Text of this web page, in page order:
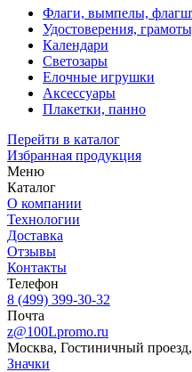
Флаги, вымпелы,
Удостоверения,
Календари
Светозары
Елочные игрушки
Аксессуары
Плакетки, панно
Перейти в каталог
Избранная продукция
Меню
Каталог
О компании
Технологии
Доставка
Отзывы
Контакты
Телефон
8 (499) 399-30-32
Почта
z@100Lpromo.ru
Москва, Гостиничный
Значки